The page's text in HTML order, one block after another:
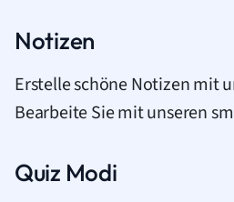
Notizen
Erstelle schöne Notizen mit
Bearbeite Sie mit unseren
Quiz Modi